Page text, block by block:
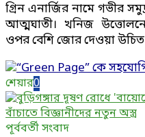
গ্রিন এনার্জির নামে গভীর
আত্মঘাতী। খনিজ
ওপর বেশি জোর দেওয়া
শেয়ার0
পূর্ববর্তী সংবাদ